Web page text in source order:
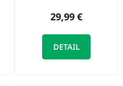
29,99 €
DETAIL